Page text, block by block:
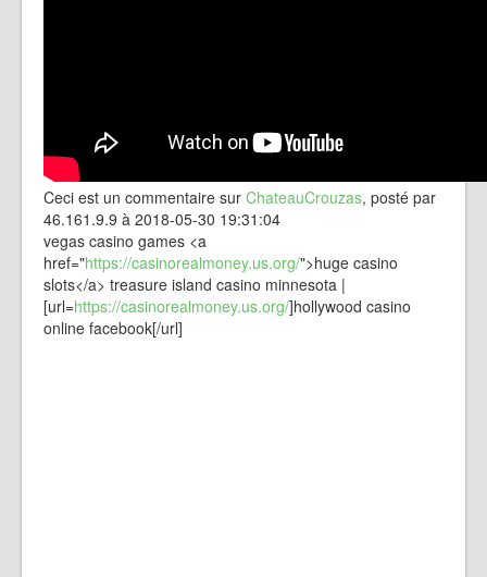
Ceci est un commentaire sur ChateauCrouzas, posté par
46.161.9.9 à 2018-05-30 19:31:04
vegas casino games <a
href="https://casinorealmoney.us.org/">huge casino
slots</a> treasure island casino minnesota |
[url=https://casinorealmoney.us.org/]hollywood casino
online facebook[/url]